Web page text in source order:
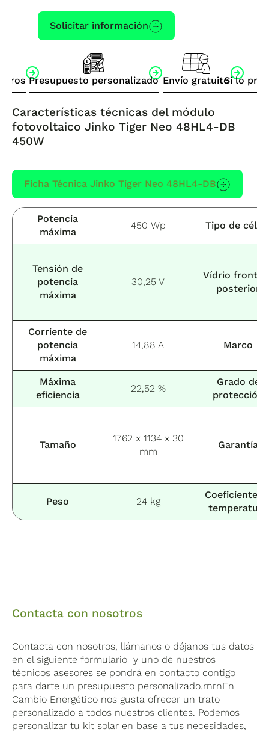
Solicitar información
Presupuesto personalizado Envío gratuitoSi lo
Características técnicas del módulo
fotovoltaico Jinko Tiger Neo 48HL4-DB
450W
Ficha Técnica Jinko Tiger Neo 48HL4-DB
Potencia
máxima
450 Wp Tipo de
Tensión de
potencia
máxima
30,25 V
Vídrio frontal
posterior
Corriente de
potencia
máxima
14,88 A Marco
Máxima
eficiencia
22,52 %
Grado de
protección
Tamaño
1762 x 1134 x 30
mm
Garantía
Peso 24 kg
Coeficiente
temperatura
Contacta con nosotros
Contacta con nosotros, llámanos o déjanos tus datos
en el siguiente formulario y uno de nuestros
técnicos asesores se pondrá en contacto contigo
para darte un presupuesto personalizado.rnrnEn
Cambio Energético nos gusta ofrecer un trato
personalizado a todos nuestros clientes. Podemos
personalizar tu kit solar en base a tus necesidades,